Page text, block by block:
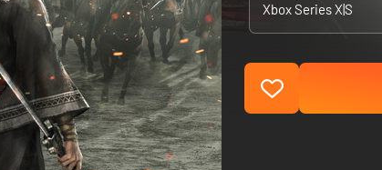
Xbox Series X|S